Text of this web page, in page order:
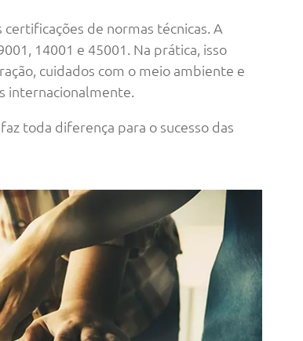
de normas técnicas. A
14001 e 45001. Na prática, isso
cuidados com o meio ambiente e
internacionalmente.
toda diferença para o sucesso das